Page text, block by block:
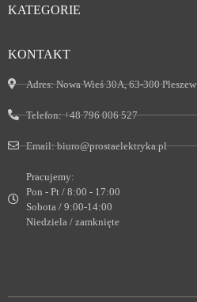
KATEGORIE
KONTAKT
Adres:Nowa Wieś 30A, 63-300 Pleszew
Telefon:+48 796 006 527
Email:biuro@prostaelektryka.pl
Pracujemy:
Pon - Pt / 8:00 - 17:00
Sobota / 9:00-14:00
Niedziela / zamknięte